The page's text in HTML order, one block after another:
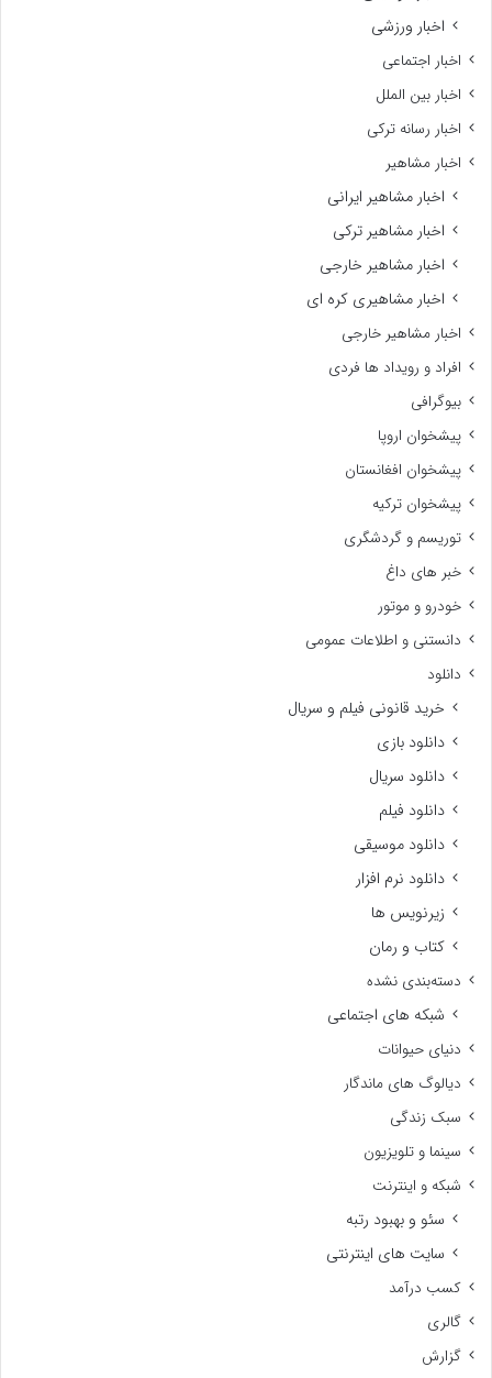
اخبار ورزشی
اخبار اجتماعی
اخبار بین الملل
اخبار رسانه ترکی
اخبار مشاهیر
اخبار مشاهیر ایرانی
اخبار مشاهیر ترکی
اخبار مشاهیر خارجی
اخبار مشاهیری کره ای
اخبار مشاهیر خارجی
افراد و رویداد ها فردی
بیوگرافی
پیشخوان اروپا
پیشخوان افغانستان
پیشخوان ترکیه
توریسم و گردشگری
خبر های داغ
خودرو و موتور
دانستنی و اطلاعات عمومی
دانلود
خرید قانونی فیلم و سریال
دانلود بازی
دانلود سریال
دانلود فیلم
دانلود موسیقی
دانلود نرم افزار
زیرنویس ها
کتاب و رمان
دسته‌بندی نشده
شبکه های اجتماعی
دنیای حیوانات
دیالوگ های ماندگار
سبک زندگی
سینما و تلویزیون
شبکه و اینترنت
سئو و بهبود رتبه
سایت های اینترنتی
کسب درآمد
گالری
گزارش